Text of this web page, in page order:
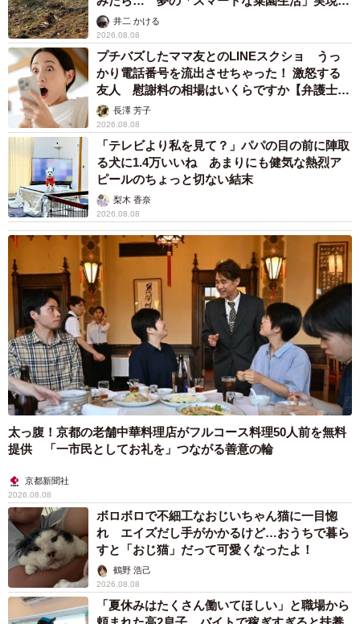
るか井二 かける
2026.08.08
プチバズしたママ友とのLINEスクショ うっ
かり電話番号を流出させちゃった！ 激怒する
友人 慰謝料の相場はいくらですか【弁護士が
解説】長澤 芳子
2026.08.08
「テレビより私を見て？」パパの目の前に陣取
る犬に1.4万いいね あまりにも健気な熱烈ア
ピールのちょっと切ない結末
梨木 香奈
2026.08.08
太っ腹！京都の老舗中華料理店がフルコース料理50人前を無料
提供 「一市民としてお礼を」つながる善意の輪
京都新聞社
2026.08.08
ボロボロで不細工なおじいちゃん猫に一目惚
れ エイズだし手がかかるけど…おうちで暮ら
すと「おじ猫」だって可愛くなったよ！
鶴野 浩己
2026.08.08
「夏休みはたくさん働いてほしい」と職場から